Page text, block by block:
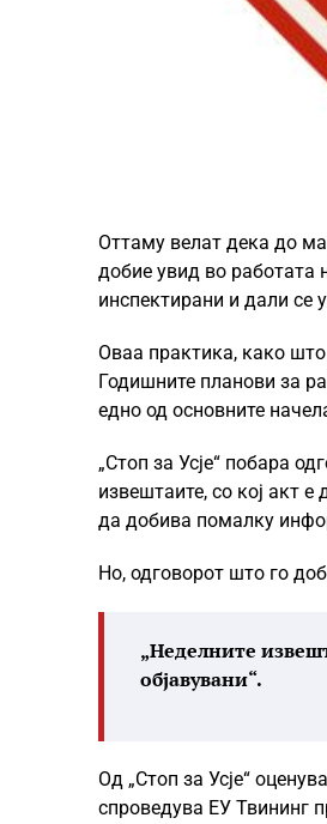
Оттаму велат дека до
добие увид во работата
инспектирани и дали се
Оваа практика, како
Годишните планови за
едно од основните
„Стоп за Усје“ побара
извештаите, со кој акт
да добива помалку
Но, одговорот што го
„Неделните
објавувани“.
Од „Стоп за Усје“
спроведува ЕУ Твининг